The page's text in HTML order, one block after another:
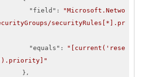
"field" :
"Microsoft.Netwo
securityRules[*].pr
"equals" :
"[current('rese